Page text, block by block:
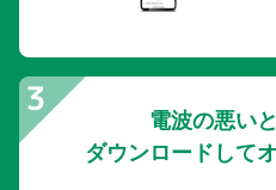
電波の悪い
ダウンロードして